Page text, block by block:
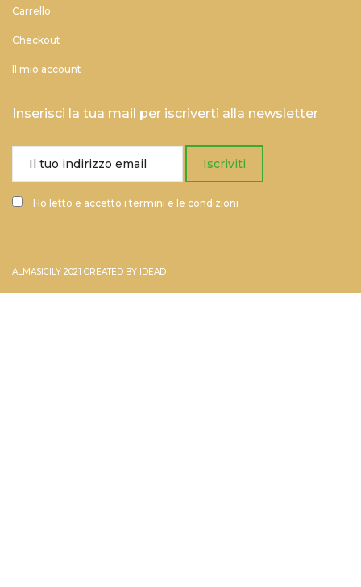
Carrello
Checkout
Il mio account
Inserisci la tua mail per iscriverti alla newsletter
Ho letto e accetto i termini e le condizioni
ALMASICILY 2021 CREATED BY IDEAD